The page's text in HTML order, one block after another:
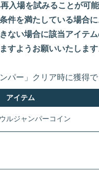
入場を試みることが可
件を満たしている場合
ない場合に該当アイテ
すようお願いいたしま
パー」クリア時に獲得
アイテム
ルジャンパーコイン